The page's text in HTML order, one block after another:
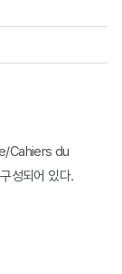
Cahiers du
성되어 있다.